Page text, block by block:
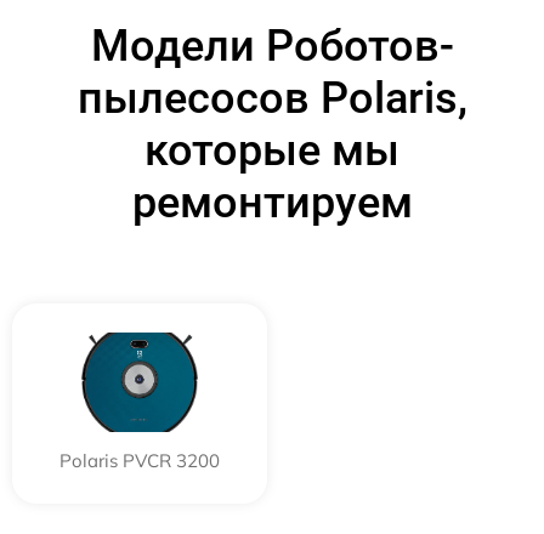
Модели Роботов-
пылесосов Polaris,
которые мы
ремонтируем
Polaris PVCR 3200